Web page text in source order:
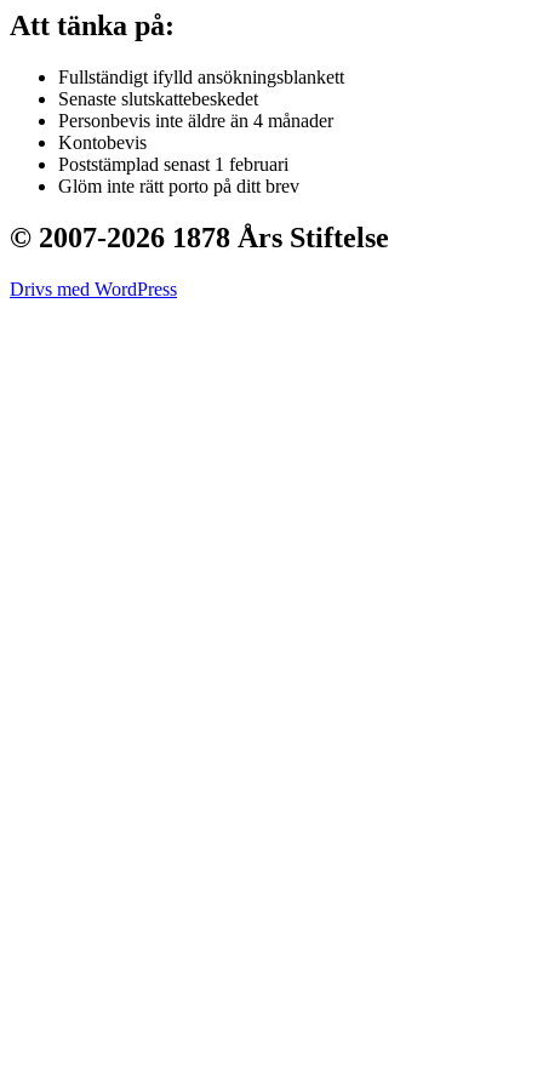
Att tänka på:
Fullständigt ifylld ansökningsblankett
Senaste slutskattebeskedet
Personbevis inte äldre än 4 månader
Kontobevis
Poststämplad senast 1 februari
Glöm inte rätt porto på ditt brev
© 2007-2026 1878 Års Stiftelse
Drivs med WordPress